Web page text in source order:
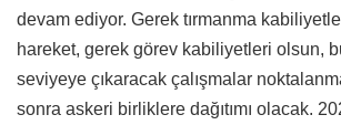
devam ediyor. Gerek tırmanma
hareket, gerek görev kabiliyetleri olsun,
seviyeye çıkaracak çalışmalar
sonra askeri birliklere dağıtımı olacak.